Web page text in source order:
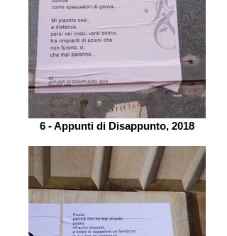
6 - Appunti di Disappunto, 2018